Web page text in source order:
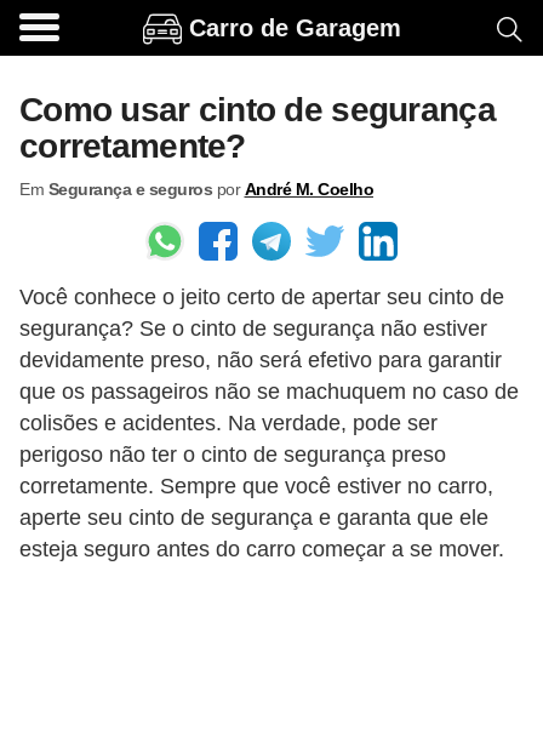
Carro de Garagem
Como usar cinto de segurança
corretamente?
Em Segurança e seguros porAndré M. Coelho
Você conhece o jeito certo de apertar seu cinto de
segurança? Se o cinto de segurança não estiver
devidamente preso, não será efetivo para garantir
que os passageiros não se machuquem no caso de
colisões e acidentes. Na verdade, pode ser
perigoso não ter o cinto de segurança preso
corretamente. Sempre que você estiver no carro,
aperte seu cinto de segurança e garanta que ele
esteja seguro antes do carro começar a se mover.
A
e
s
s
i
o
e
o
p
c
i